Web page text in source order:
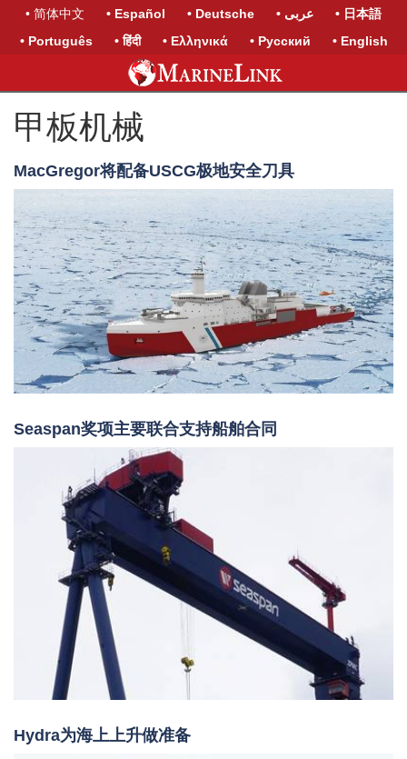
• 简体中文 • Español • Deutsche • عربى
• 日本語
• Português
• हिंदी • Ελληνικά • Русский • English
甲板机械
MacGregor将配备USCG极地安全刀具
Seaspan奖项主要联合支持船舶合同
Hydra为海上上升做准备